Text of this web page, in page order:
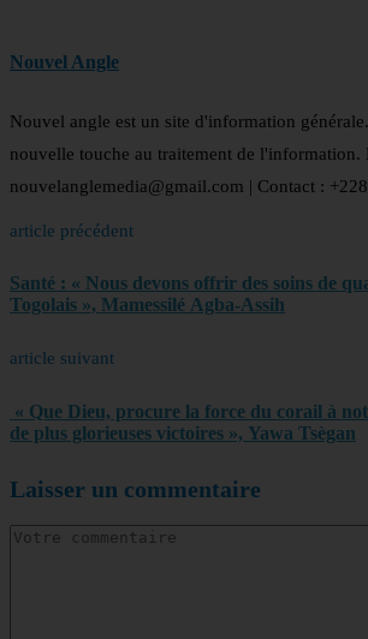
Nouvel Angle
Nouvel angle est un site d'information
nouvelle touche au traitement de l'information.
nouvelanglemedia@gmail.com | Contact :
article précédent
Santé : « Nous devons offrir des soins de
Togolais », Mamessilé Agba-Assih
article suivant
« Que Dieu, procure la force du corail à
de plus glorieuses victoires », Yawa Tsègan
Laisser un commentaire